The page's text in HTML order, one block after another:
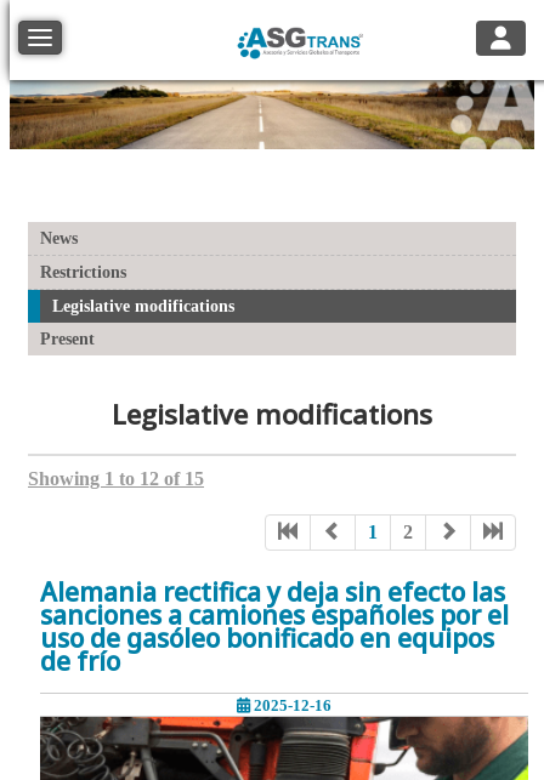
Toggle navigation
News
Restrictions
Legislative modifications
Present
Legislative modifications
Showing 1 to 12 of 15
1 2
Alemania rectifica y deja sin efecto las
sanciones a camiones españoles por el
uso de gasóleo bonificado en equipos
de frío
2025-12-16